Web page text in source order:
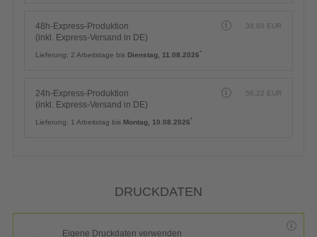
48h-Express-Produktion
(inkl. Express-Versand in DE)
38,60 EUR
Lieferung: 2 Arbeitstage bis Dienstag, 11.08.2026*
24h-Express-Produktion
(inkl. Express-Versand in DE)
56,22 EUR
Lieferung: 1 Arbeitstag bis Montag, 10.08.2026*
DRUCKDATEN
Eigene Druckdaten verwenden